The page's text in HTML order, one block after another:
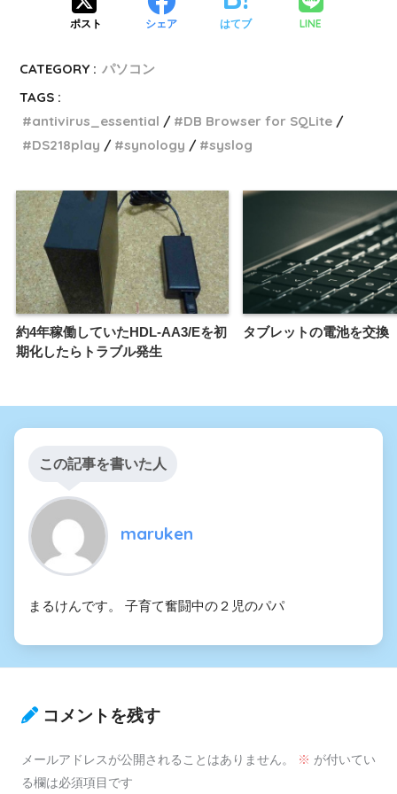
ポスト シェア はてブ LINE
CATEGORY : パソコン
TAGS :
antivirus_essential
DB Browser for SQLite
DS218play
synology syslog
約4年稼働していたHDL-AA3/Eを初
期化したらトラブル発生
タブレットの電池を交換
この記事を書いた人
maruken
まるけんです。 子育て奮闘中の２児のパパ
コメントを残す
メールアドレスが公開されることはありません。 ※ が付いてい
る欄は必須項目です